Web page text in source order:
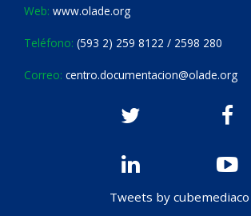
Web: www.olade.org
Teléfono: (593 2) 259 8122 / 2598 280
Correo: centro.documentacion@olade.org
Tweets by cubemediaco